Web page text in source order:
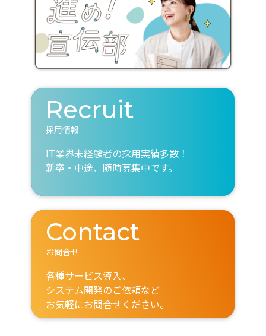
Recruit
採用情報
IT業界未経験者の採用実績多数！
新卒・中途、随時募集中です。
Contact
お問合せ
各種サービス導入、
システム開発のご依頼など
お気軽にお問合せください。